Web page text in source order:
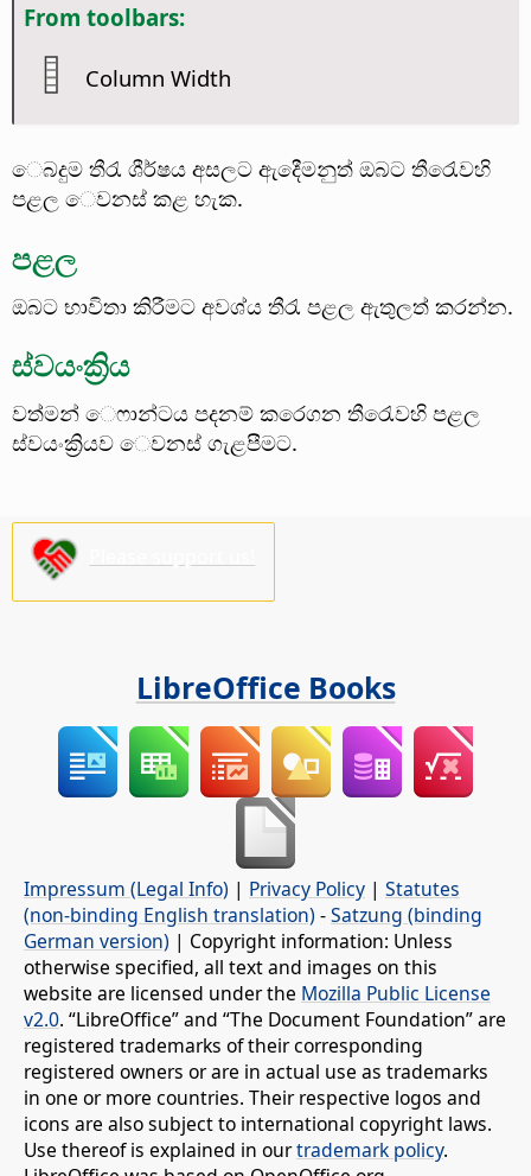
From toolbars:
Column Width
ෙබදුම තීරැ ශීර්ෂය අසලට ඇදීෙමනුත් ඔබට තීරැෙවහි
පළල ෙවනස් කළ හැක.
පළල
ඔබට භාවිතා කිරීමට අවශ්ය තීරැ පළල ඇතුලත් කරන්න.
ස්වයංක්‍රිය
වත්මන් ෙෆාන්ටය පදනම් කරෙගන තීරැෙවහි පළල
ස්වයංක්‍රියව ෙවනස් ගැළපීමට.
LibreOffice Books
Impressum (Legal Info) | Privacy Policy | Statutes
(non-binding English translation) -Satzung (binding
German version) | Copyright information: Unless
otherwise specified, all text and images on this
website are licensed under the Mozilla Public License
v2.0. “LibreOffice” and “The Document Foundation” are
registered trademarks of their corresponding
registered owners or are in actual use as trademarks
in one or more countries. Their respective logos and
icons are also subject to international copyright laws.
Use thereof is explained in ourtrademark policy.